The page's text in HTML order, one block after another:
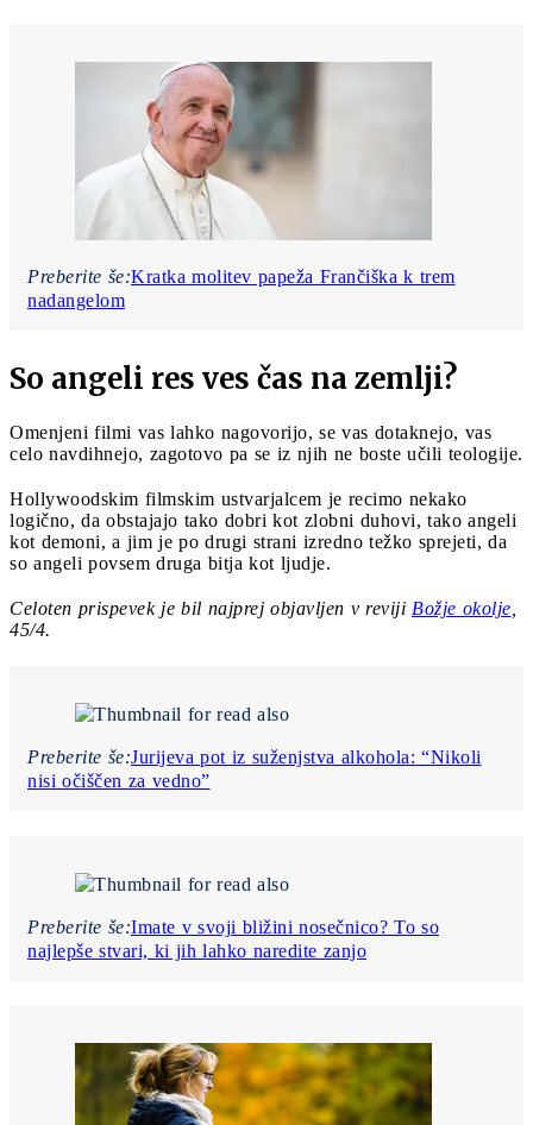
Preberite še:Kratka molitev papeža Frančiška k trem
nadangelom
So angeli res ves čas na zemlji?
Omenjeni filmi vas lahko nagovorijo, se vas dotaknejo, vas
celo navdihnejo, zagotovo pa se iz njih ne boste učili teologije.
Hollywoodskim filmskim ustvarjalcem je recimo nekako
logično, da obstajajo tako dobri kot zlobni duhovi, tako angeli
kot demoni, a jim je po drugi strani izredno težko sprejeti, da
so angeli povsem druga bitja kot ljudje.
Celoten prispevek je bil najprej objavljen v reviji Božje okolje
45/4.
Preberite še:Jurijeva pot iz suženjstva alkohola: “Nikoli
nisi očiščen za vedno”
Preberite še:Imate v svoji bližini nosečnico? To so
najlepše stvari, ki jih lahko naredite zanjo